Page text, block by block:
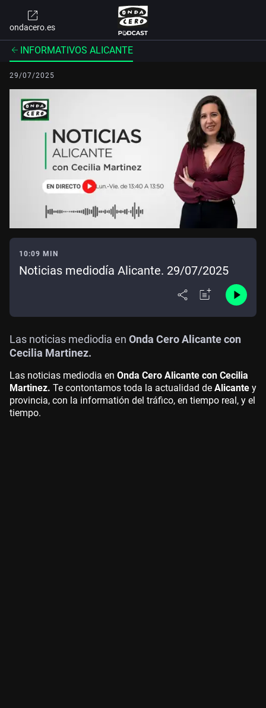
ondacero.es
INFORMATIVOS ALICANTE
29/07/2025
10:09 MIN
Noticias mediodía Alicante. 29/07/2025
Las noticias mediodia en Onda Cero Alicante con
Cecilia Martinez.
Las noticias mediodia en Onda Cero Alicante con Cecilia
Martinez. Te contontamos toda la actualidad de Alicante y
provincia, con la informatión del tráfico, en tiempo real, y el
tiempo.